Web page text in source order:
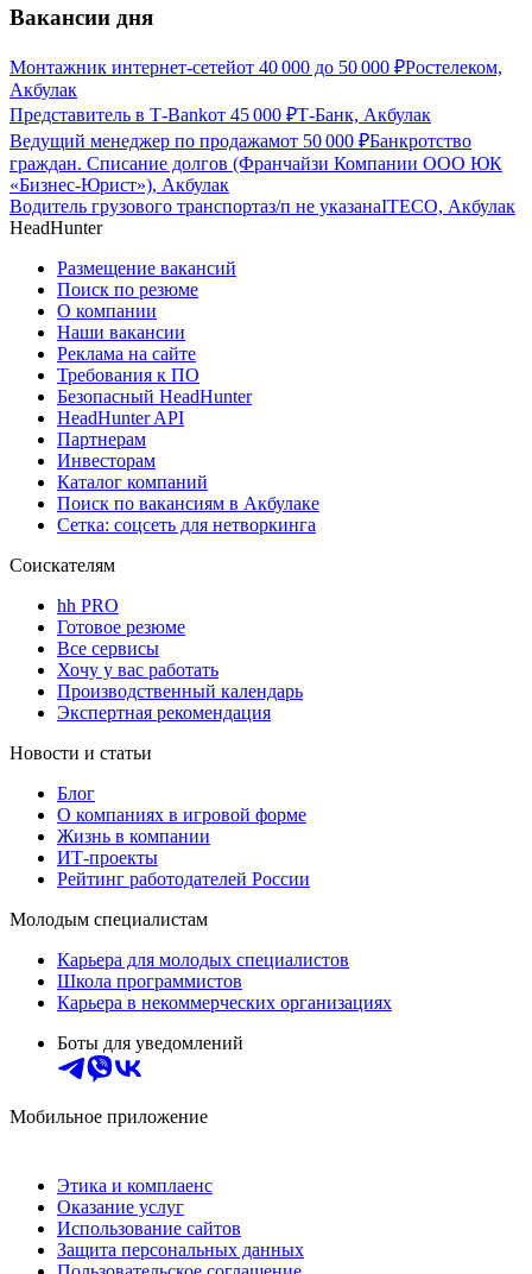
Вакансии дня
Монтажник интернет-сетейот 40 000 до 50 000 ₽Ростелеком,
Акбулак
Представитель в Т-Bankот 45 000 ₽Т-Банк, Акбулак
Ведущий менеджер по продажамот 50 000 ₽Банкротство
граждан. Списание долгов (Франчайзи Компании ООО ЮК
«Бизнес-Юрист»), Акбулак
Водитель грузового транспортаз/п не указанаITECO, Акбулак
HeadHunter
Размещение вакансий
Поиск по резюме
О компании
Наши вакансии
Реклама на сайте
Требования к ПО
Безопасный HeadHunter
HeadHunter API
Партнерам
Инвесторам
Каталог компаний
Поиск по вакансиям в Акбулаке
Сетка: соцсеть для нетворкинга
Соискателям
hh PRO
Готовое резюме
Все сервисы
Хочу у вас работать
Производственный календарь
Экспертная рекомендация
Новости и статьи
Блог
О компаниях в игровой форме
Жизнь в компании
ИТ-проекты
Рейтинг работодателей России
Молодым специалистам
Карьера для молодых специалистов
Школа программистов
Карьера в некоммерческих организациях
Боты для уведомлений
Мобильное приложение
Этика и комплаенс
Оказание услуг
Использование сайтов
Защита персональных данных